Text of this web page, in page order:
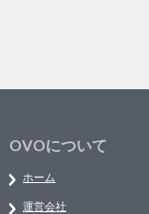
OVOについて
ホーム
運営会社